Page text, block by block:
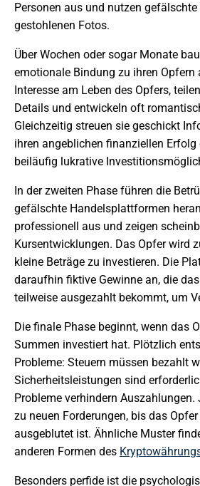
Personen aus und nutzen
gestohlenen Fotos.
Über Wochen oder sogar Monate
emotionale Bindung zu ihren Opfern
Interesse am Leben des Opfers,
Details und entwickeln oft
Gleichzeitig streuen sie geschickt
ihren angeblichen finanziellen Erfolg
beiläufig lukrative
In der zweiten Phase führen die
gefälschte Handelsplattformen
professionell aus und zeigen
Kursentwicklungen. Das Opfer wird
kleine Beträge zu investieren. Die
daraufhin fiktive Gewinne an, die
teilweise ausgezahlt bekommt, um
Die finale Phase beginnt, wenn das
Summen investiert hat. Plötzlich
Probleme: Steuern müssen bezahlt
Sicherheitsleistungen sind
Probleme verhindern
zu neuen Forderungen, bis das
ausgeblutet ist. Ähnliche Muster
anderen Formen des
Besonders perfide ist die